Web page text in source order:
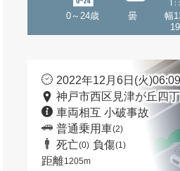
0～24歳 曇
幅
2022年12月6日(火)06:09
神戸市西区見津が丘四
車両相互 小破事故
普通乗用車(2)
死亡(0) 負傷(1)
距離1205m